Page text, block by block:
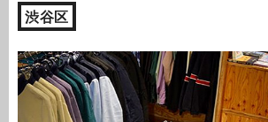
渋谷区